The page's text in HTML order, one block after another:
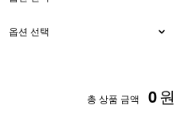
총 상품 금액 0원